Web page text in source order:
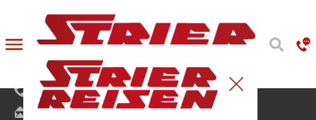
Reiseanmeldung
Bäumerstraße 9–11 | 49477 Ibbenbüren
+49 5451 91020
info@strier.de